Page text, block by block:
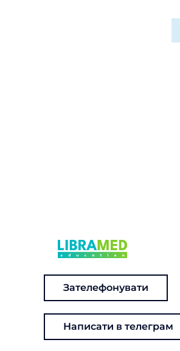
Зателефонувати
Написати в телеграм